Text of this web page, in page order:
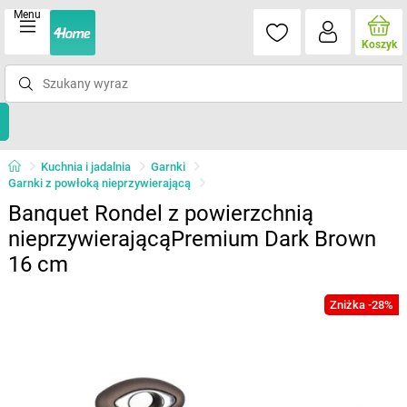
Menu
Koszyk
Kuchnia i jadalnia
Garnki
Garnki z powłoką nieprzywierającą
Banquet Rondel z powierzchnią
nieprzywierającąPremium Dark Brown
16 cm
Zniżka -28%